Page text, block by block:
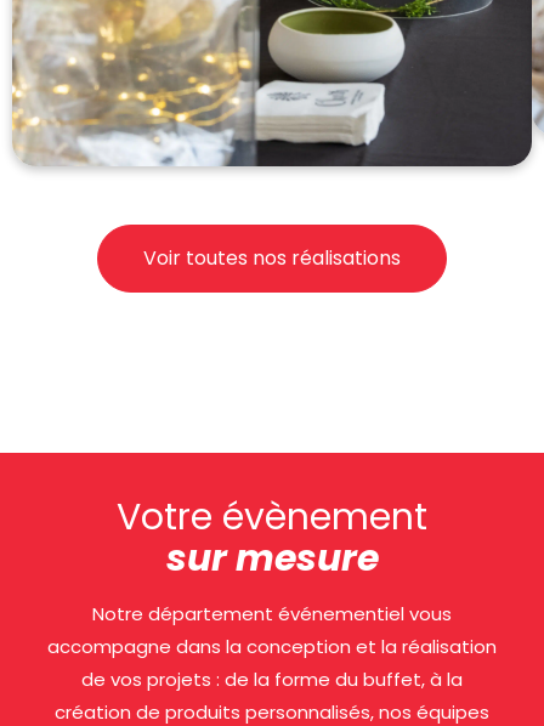
Voir toutes nos réalisations
Votre évènement
sur mesure
Notre département événementiel vous
accompagne dans la conception et la réalisation
de vos projets : de la forme du buffet, à la
création de produits personnalisés, nos équipes